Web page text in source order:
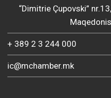
“Dimitrie Çupovski”
+ 389 2 3 244 000
ic@mchamber.mk